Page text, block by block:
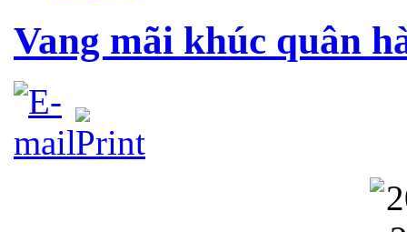
Vang mãi khúc quân